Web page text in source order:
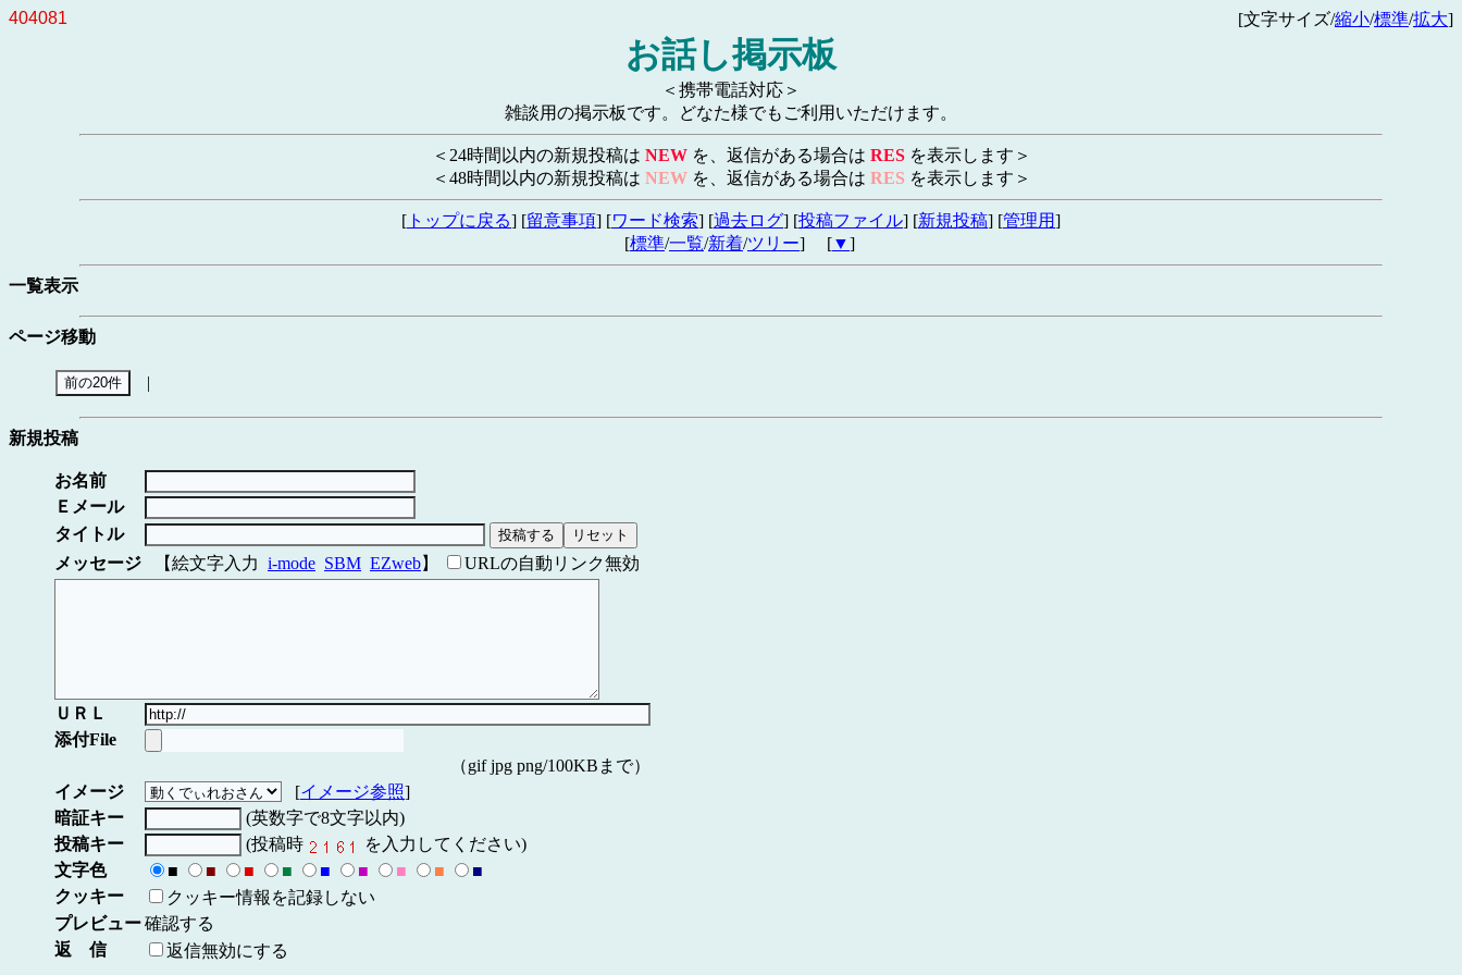
404081 [文字サイズ/縮小/標準/拡大]
お話し掲示板
＜携帯電話対応＞
雑談用の掲示板です。どなた様でもご利用いただけます。
＜24時間以内の新規投稿は NEWを、返信がある場合は RESを表示します＞
＜48時間以内の新規投稿は NEWを、返信がある場合は RES を表示します＞
[ トップに戻る] [留意事項] [ワード検索] [過去ログ] [投稿ファイル] [新規投稿] [管理用]
[標準/一覧/新着/ツリー] [▼]
一覧表示
ページ移動
|
新規投稿
お名前
Ｅメール
タイトル
メッセージ
【絵文字入力 i-mode SBM EZweb】 URLの自動リンク無効
ＵＲＬ
添付File
（gif jpg png/100KBまで）
イメージ
[イメージ参照]
暗証キー
(英数字で8文字以内)
投稿キー
(投稿時
を入力してください)
文字色
■ ■ ■ ■ ■ ■ ■ ■
■
クッキー
クッキー情報を記録しない
プレビュー確認する
返 信
返信無効にする